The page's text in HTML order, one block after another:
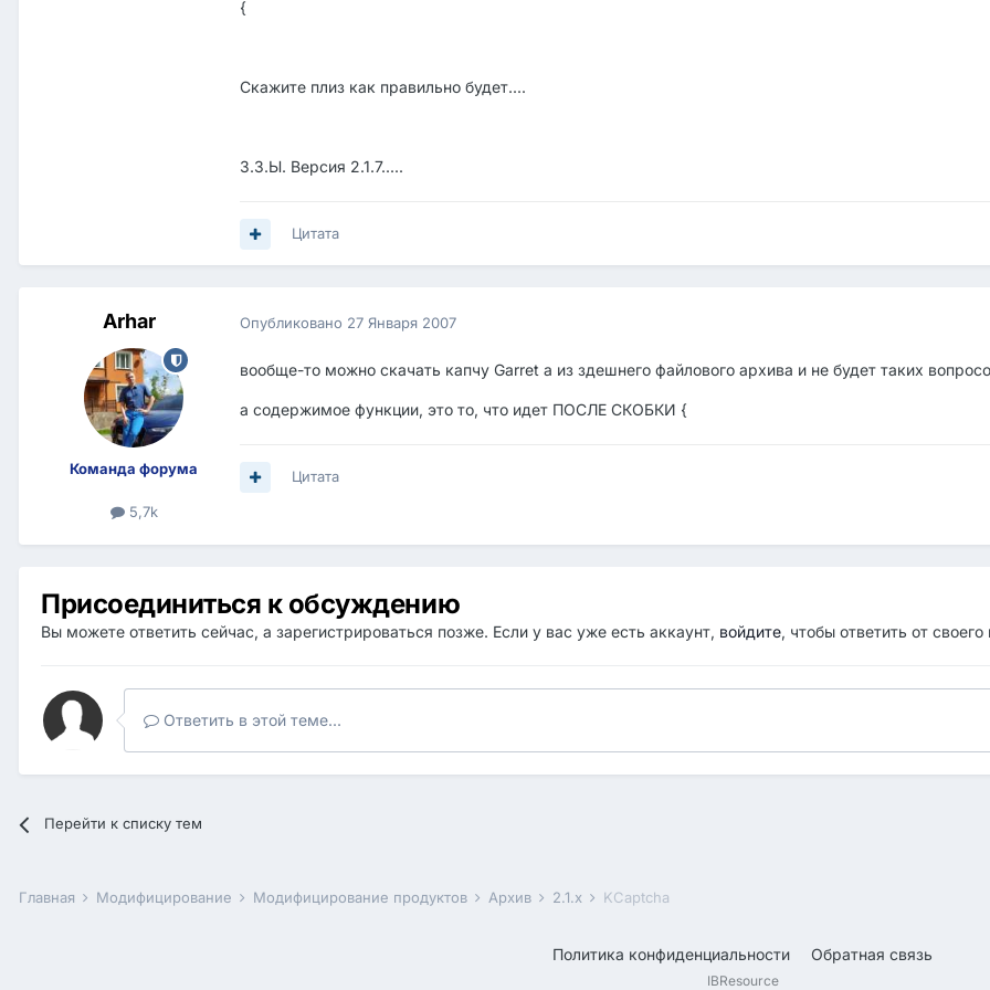
{
Скажите плиз как правильно будет....
З.З.Ы. Версия 2.1.7.....
Цитата
Arhar
Команда форума
5,7k
Опубликовано 27 Января 2007
вообще-то можно скачать капчу Garret а из здешнего файлового архива и не будет таких
а содержимое функции, это то, что идет ПОСЛЕ СКОБКИ {
Цитата
Присоединиться к обсуждению
Вы можете ответить сейчас, а зарегистрироваться позже. Если у вас уже есть аккаунт, войдите, чтобы ответить от
Ответить в этой теме...
Перейти к списку тем
Главная Модифицирование Модифицирование продуктов Архив 2.1.x KCaptcha
Политика конфиденциальности Обратная связь
IBResource